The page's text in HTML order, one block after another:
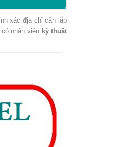
xác địa chỉ cần lắp
nhân viên kỹ thuật